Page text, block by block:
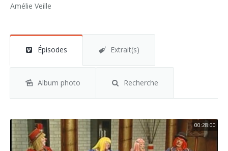
Amélie Veille
Épisodes Extrait(s)
Album photo Recherche
00:28:00